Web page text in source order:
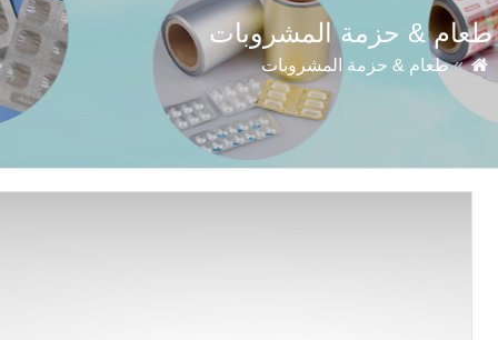
& حزمة المشروبات
»طعام & حزمة المشروبات